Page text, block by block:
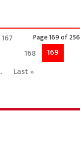
Page 169 of 256
167
168
169
Last »